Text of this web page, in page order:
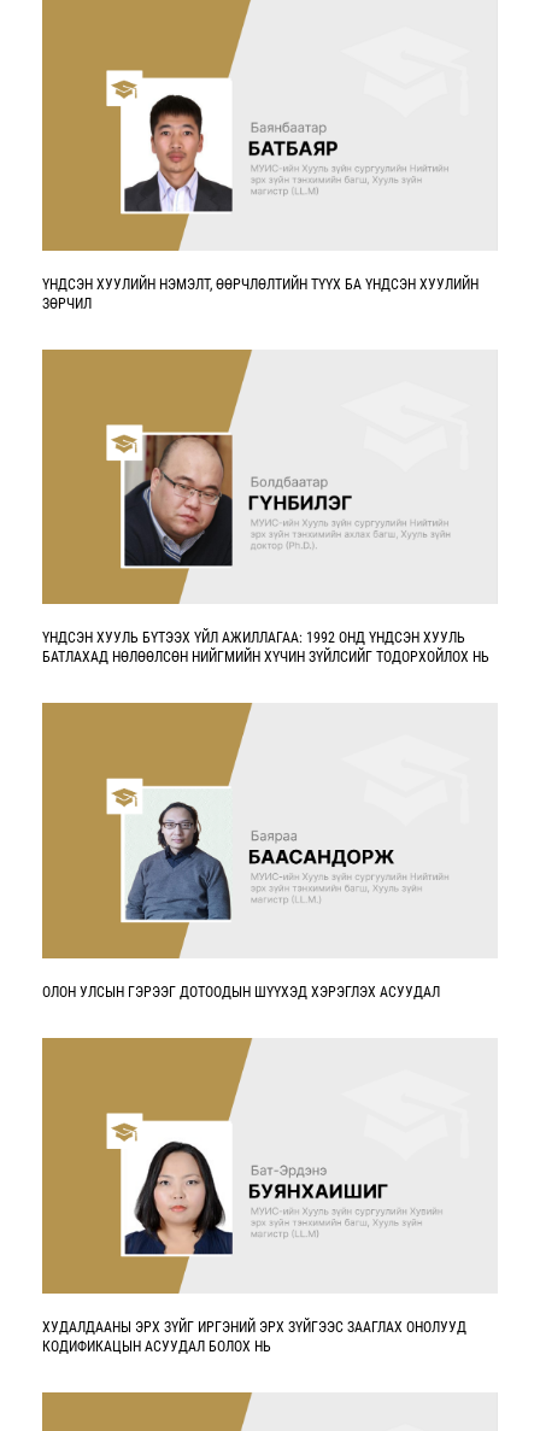
ҮНДСЭН ХУУЛИЙН НЭМЭЛТ, ӨӨРЧЛӨЛТИЙН ТҮҮХ БА ҮНДСЭН ХУУЛИЙН
ЗӨРЧИЛ
ҮНДСЭН ХУУЛЬ БҮТЭЭХ ҮЙЛ АЖИЛЛАГАА: 1992 ОНД ҮНДСЭН ХУУЛЬ
БАТЛАХАД НӨЛӨӨЛСӨН НИЙГМИЙН ХҮЧИН ЗҮЙЛСИЙГ ТОДОРХОЙЛОХ НЬ
ОЛОН УЛСЫН ГЭРЭЭГ ДОТООДЫН ШҮҮХЭД ХЭРЭГЛЭХ АСУУДАЛ
ХУДАЛДААНЫ ЭРХ ЗҮЙГ ИРГЭНИЙ ЭРХ ЗҮЙГЭЭС ЗААГЛАХ ОНОЛУУД
КОДИФИКАЦЫН АСУУДАЛ БОЛОХ НЬ